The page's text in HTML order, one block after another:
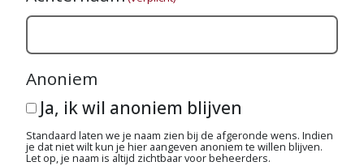
Anoniem
Ja, ik wil anoniem blijven
Standaard laten we je naam zien bij de afgeronde wens. Indien
je dat niet wilt kun je hier aangeven anoniem te willen blijven.
Let op, je naam is altijd zichtbaar voor beheerders.